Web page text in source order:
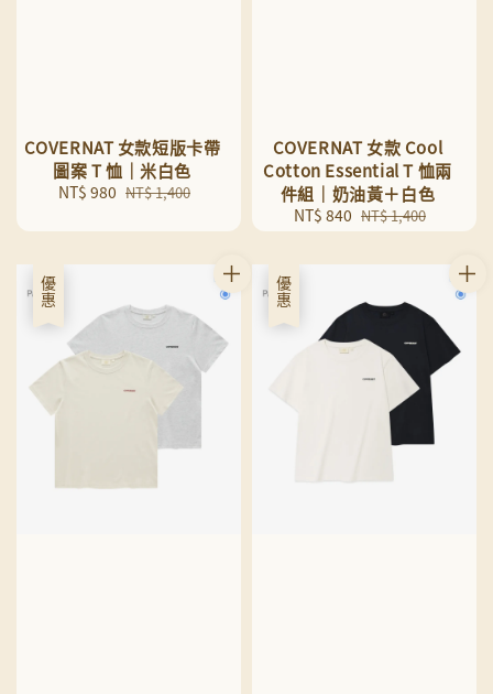
COVERNAT 女款短版卡帶
圖案 T 恤｜米白色
Sale
NT$ 980 Regular
NT$ 1,400
COVERNAT 女款 Cool
Cotton Essential T 恤兩
件組｜奶油黃＋白色
Sale
price
NT$ 840 Regular
price
NT$ 1,400
優惠 優惠